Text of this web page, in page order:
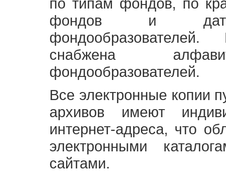
фондов и
снабжена
фондообразователей.
Все электронные копии
архивов имеют
интернет-адреса, что
электронными
сайтами.